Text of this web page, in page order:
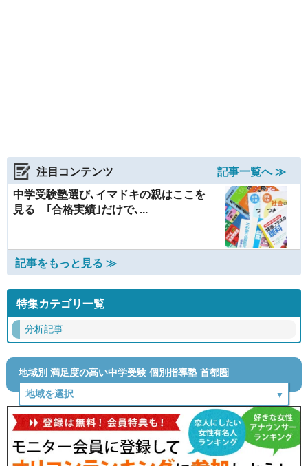
注目コンテンツ
記事一覧へ ≫
中学受験塾選び､イマドキの親はここを
見る ｢合格実績｣だけで､...
記事をもっと見る ≫
特集カテゴリ一覧
分析記事
地域別 満足度の高い中学受験 個別指導塾 首都圏